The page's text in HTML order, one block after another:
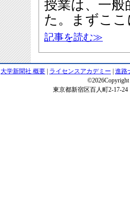
授業は、一
た。まずこ
記事を読む≫
大学新聞社 概要 ライセンスアカデミー
進路
©2026Copyright
東京都新宿区百人町2-17-